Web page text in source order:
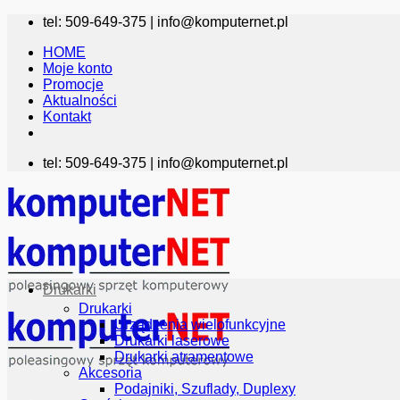
Przewiń
zawartości
tel: 509-649-375 | info@komputernet.pl
HOME
Moje konto
Promocje
Aktualności
Kontakt
tel: 509-649-375 | info@komputernet.pl
Drukarki
Drukarki
Urządzenia wielofunkcyjne
Drukarki laserowe
Drukarki atramentowe
Akcesoria
Podajniki, Szuflady, Duplexy